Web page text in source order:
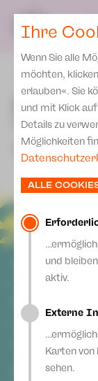
Ihre
Wenn Sie alle
möchten,
erlauben«. Sie
und mit Klick
Details zu
Möglichkeiten
ALLE
und
aktiv.
Externe
Karten
sehen.
Aktuelles
JUPZ! Campus
Philharmonic
Kinderkonzerte
Mobile
Sonderkonzerte
Kirchenkonzerte
Ensemble
Spielstätten
Kontakte
Fördervereine
Freunde &
Mitmachen
Theaterspiel
Erklärung Die
KARTEN &
Karten
Preise 2026/ 27
Abonnement
Zusatz-Service
Spenden
Aktuelles
Downloads
Newsletter
Merchandise
Blog
zurück
Tanzabend
ALLGEMEIN
Datenschutz
Impressum
Anonyme Meldung
Erklärung zur
SOCIAL MEDIA
Facebook
Youtube
Instagram
Vogtlandtheater